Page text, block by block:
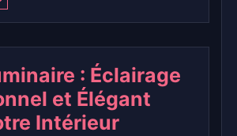
: Éclairage
et Élégant
Intérieur